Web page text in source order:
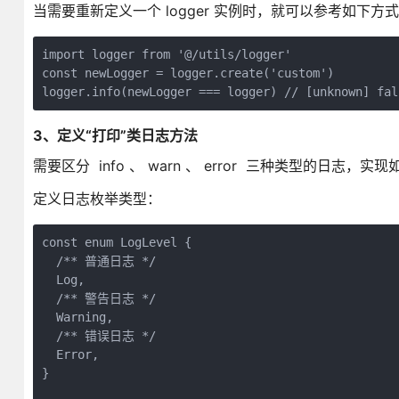
当需要重新定义一个 logger 实例时，就可以参考如下方式
import logger from '@/utils/logger'
const newLogger = logger.create('custom')
logger.info(newLogger === logger) // [unknown]
3、定义“打印”类日志方法
需要区分 info 、 warn 、 error 三种类型的日志，实现如
定义日志枚举类型：
const enum LogLevel {
  /** 普通日志 */
  Log,
  /** 警告日志 */
  Warning,
  /** 错误日志 */
  Error,
}